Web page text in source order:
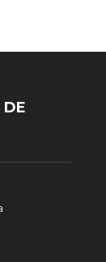
DE